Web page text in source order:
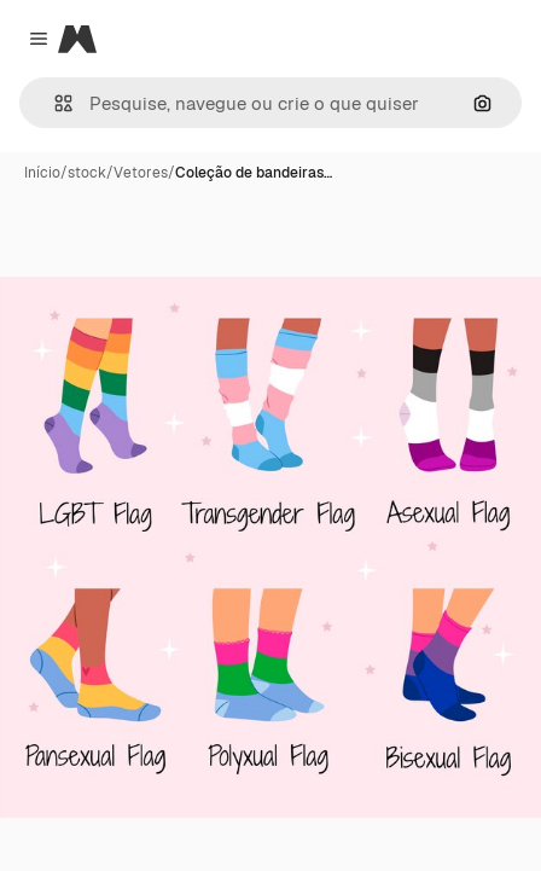
Close menu
Magnific
Início/stock/Vetores/Coleção de bandeiras…